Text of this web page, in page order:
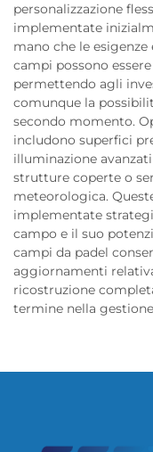
personalizzazione
implementate
mano che le
campi possono
permettendo agli
comunque la
secondo momento.
includono superfici
illuminazione
strutture coperte o
meteorologica.
implementate
campo e il suo
campi da padel
aggiornamenti
ricostruzione
termine nella